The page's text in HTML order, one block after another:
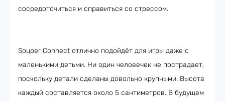
сосредоточиться и справиться со стрессом.
Souper Connect отлично подойдёт для игры даже с
маленькими детьми. Ни один человечек не пострадает,
поскольку детали сделаны довольно крупными. Высота
каждый составляется около 5 сантиметров. В будущем